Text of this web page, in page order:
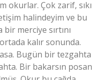
okurlar. Çok zarif, sıkı
halindeyim ve bu
merciye sırtını
kalır sonunda.
Bugün bir tezgahta
Bir bakarsın posan